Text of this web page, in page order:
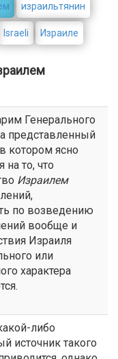
израильтянин
Israeli Израиле
Генерального
представленный
котором ясно
на то, что
Израилем
по возведению
вообще и
Израиля
или
характера
либо
источник такого